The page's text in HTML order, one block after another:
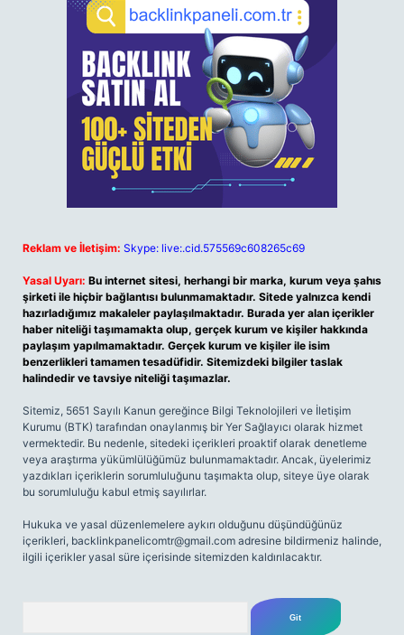
Reklam ve İletişim: Skype: live:.cid.575569c608265c69
Yasal Uyarı: Bu internet sitesi, herhangi bir marka, kurum veya şahıs
şirketi ile hiçbir bağlantısı bulunmamaktadır. Sitede yalnızca kendi
hazırladığımız makaleler paylaşılmaktadır. Burada yer alan içerikler
haber niteliği taşımamakta olup, gerçek kurum ve kişiler hakkında
paylaşım yapılmamaktadır. Gerçek kurum ve kişiler ile isim
benzerlikleri tamamen tesadüfidir. Sitemizdeki bilgiler taslak
halindedir ve tavsiye niteliği taşımazlar.
Sitemiz, 5651 Sayılı Kanun gereğince Bilgi Teknolojileri ve İletişim
Kurumu (BTK) tarafından onaylanmış bir Yer Sağlayıcı olarak hizmet
vermektedir. Bu nedenle, sitedeki içerikleri proaktif olarak denetleme
veya araştırma yükümlülüğümüz bulunmamaktadır. Ancak, üyelerimiz
yazdıkları içeriklerin sorumluluğunu taşımakta olup, siteye üye olarak
bu sorumluluğu kabul etmiş sayılırlar.
Hukuka ve yasal düzenlemelere aykırı olduğunu düşündüğünüz
içerikleri, backlinkpanelicomtr@gmail.com adresine bildirmeniz halinde,
ilgili içerikler yasal süre içerisinde sitemizden kaldırılacaktır.